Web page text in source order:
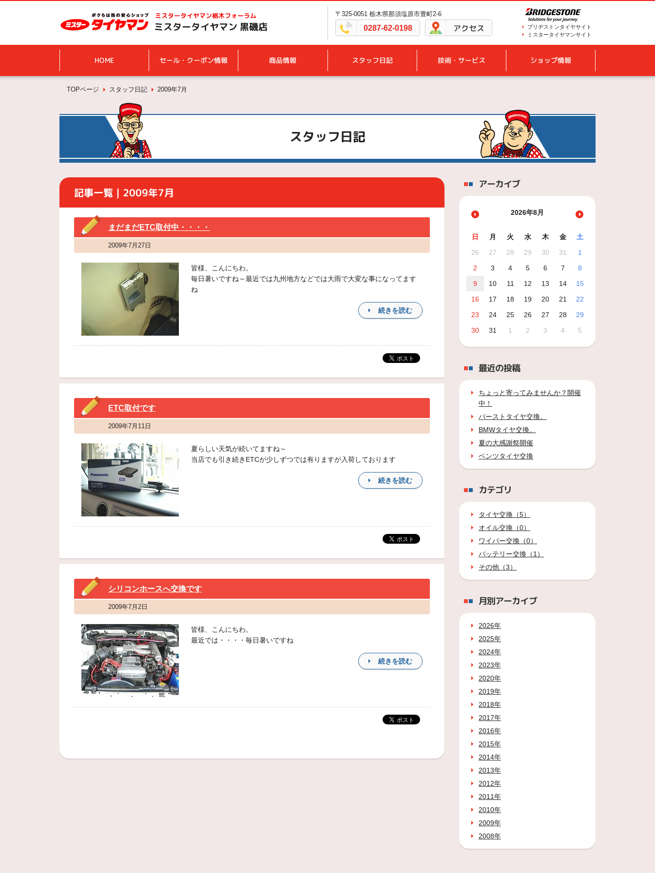
ミスタータイヤマン栃木フォーラム
ミスタータイヤマン 黒磯店
〒325-0051 栃木県那須塩原市豊町2-6
0287-62-0198 アクセス
ブリヂストンタイヤサイト
ミスタータイヤマンサイト
HOME セール・クーポン情報 商品情報 スタッフ日記 技術・サービス ショップ情報
TOPページ スタッフ日記 2009年7月
スタッフ日記
記事一覧｜2009年7月
まだまだETC取付中・・・・
2009年7月27日
皆様、こんにちわ。
毎日暑いですね～最近では九州地方などでは大雨で大変な事になってます
ね
続きを読む
ETC取付です
2009年7月11日
夏らしい天気が続いてますね～
当店でも引き続きETCが少しずつでは有りますが入荷しております
続きを読む
シリコンホースへ交換です
2009年7月2日
皆様、こんにちわ。
最近では・・・・毎日暑いですね
続きを読む
アーカイブ
2026年8月
日 月 火 水 木 金
土
26
27 28 29 30 31
1
2
3 4 5 6 7
8
9
10 11 12 13 14
15
16
17 18 19 20 21
22
23
24 25 26 27 28
29
30
31 1 2 3 4 5
最近の投稿
ちょっと寄ってみませんか？開催
中！
バーストタイヤ交換。
BMWタイヤ交換。
夏の大感謝祭開催
ベンツタイヤ交換
カテゴリ
タイヤ交換（5）
オイル交換（0）
ワイパー交換（0）
バッテリー交換（1）
その他（3）
月別アーカイブ
2026年
2025年
2024年
2023年
2020年
2019年
2018年
2017年
2016年
2015年
2014年
2013年
2012年
2011年
2010年
2009年
2008年